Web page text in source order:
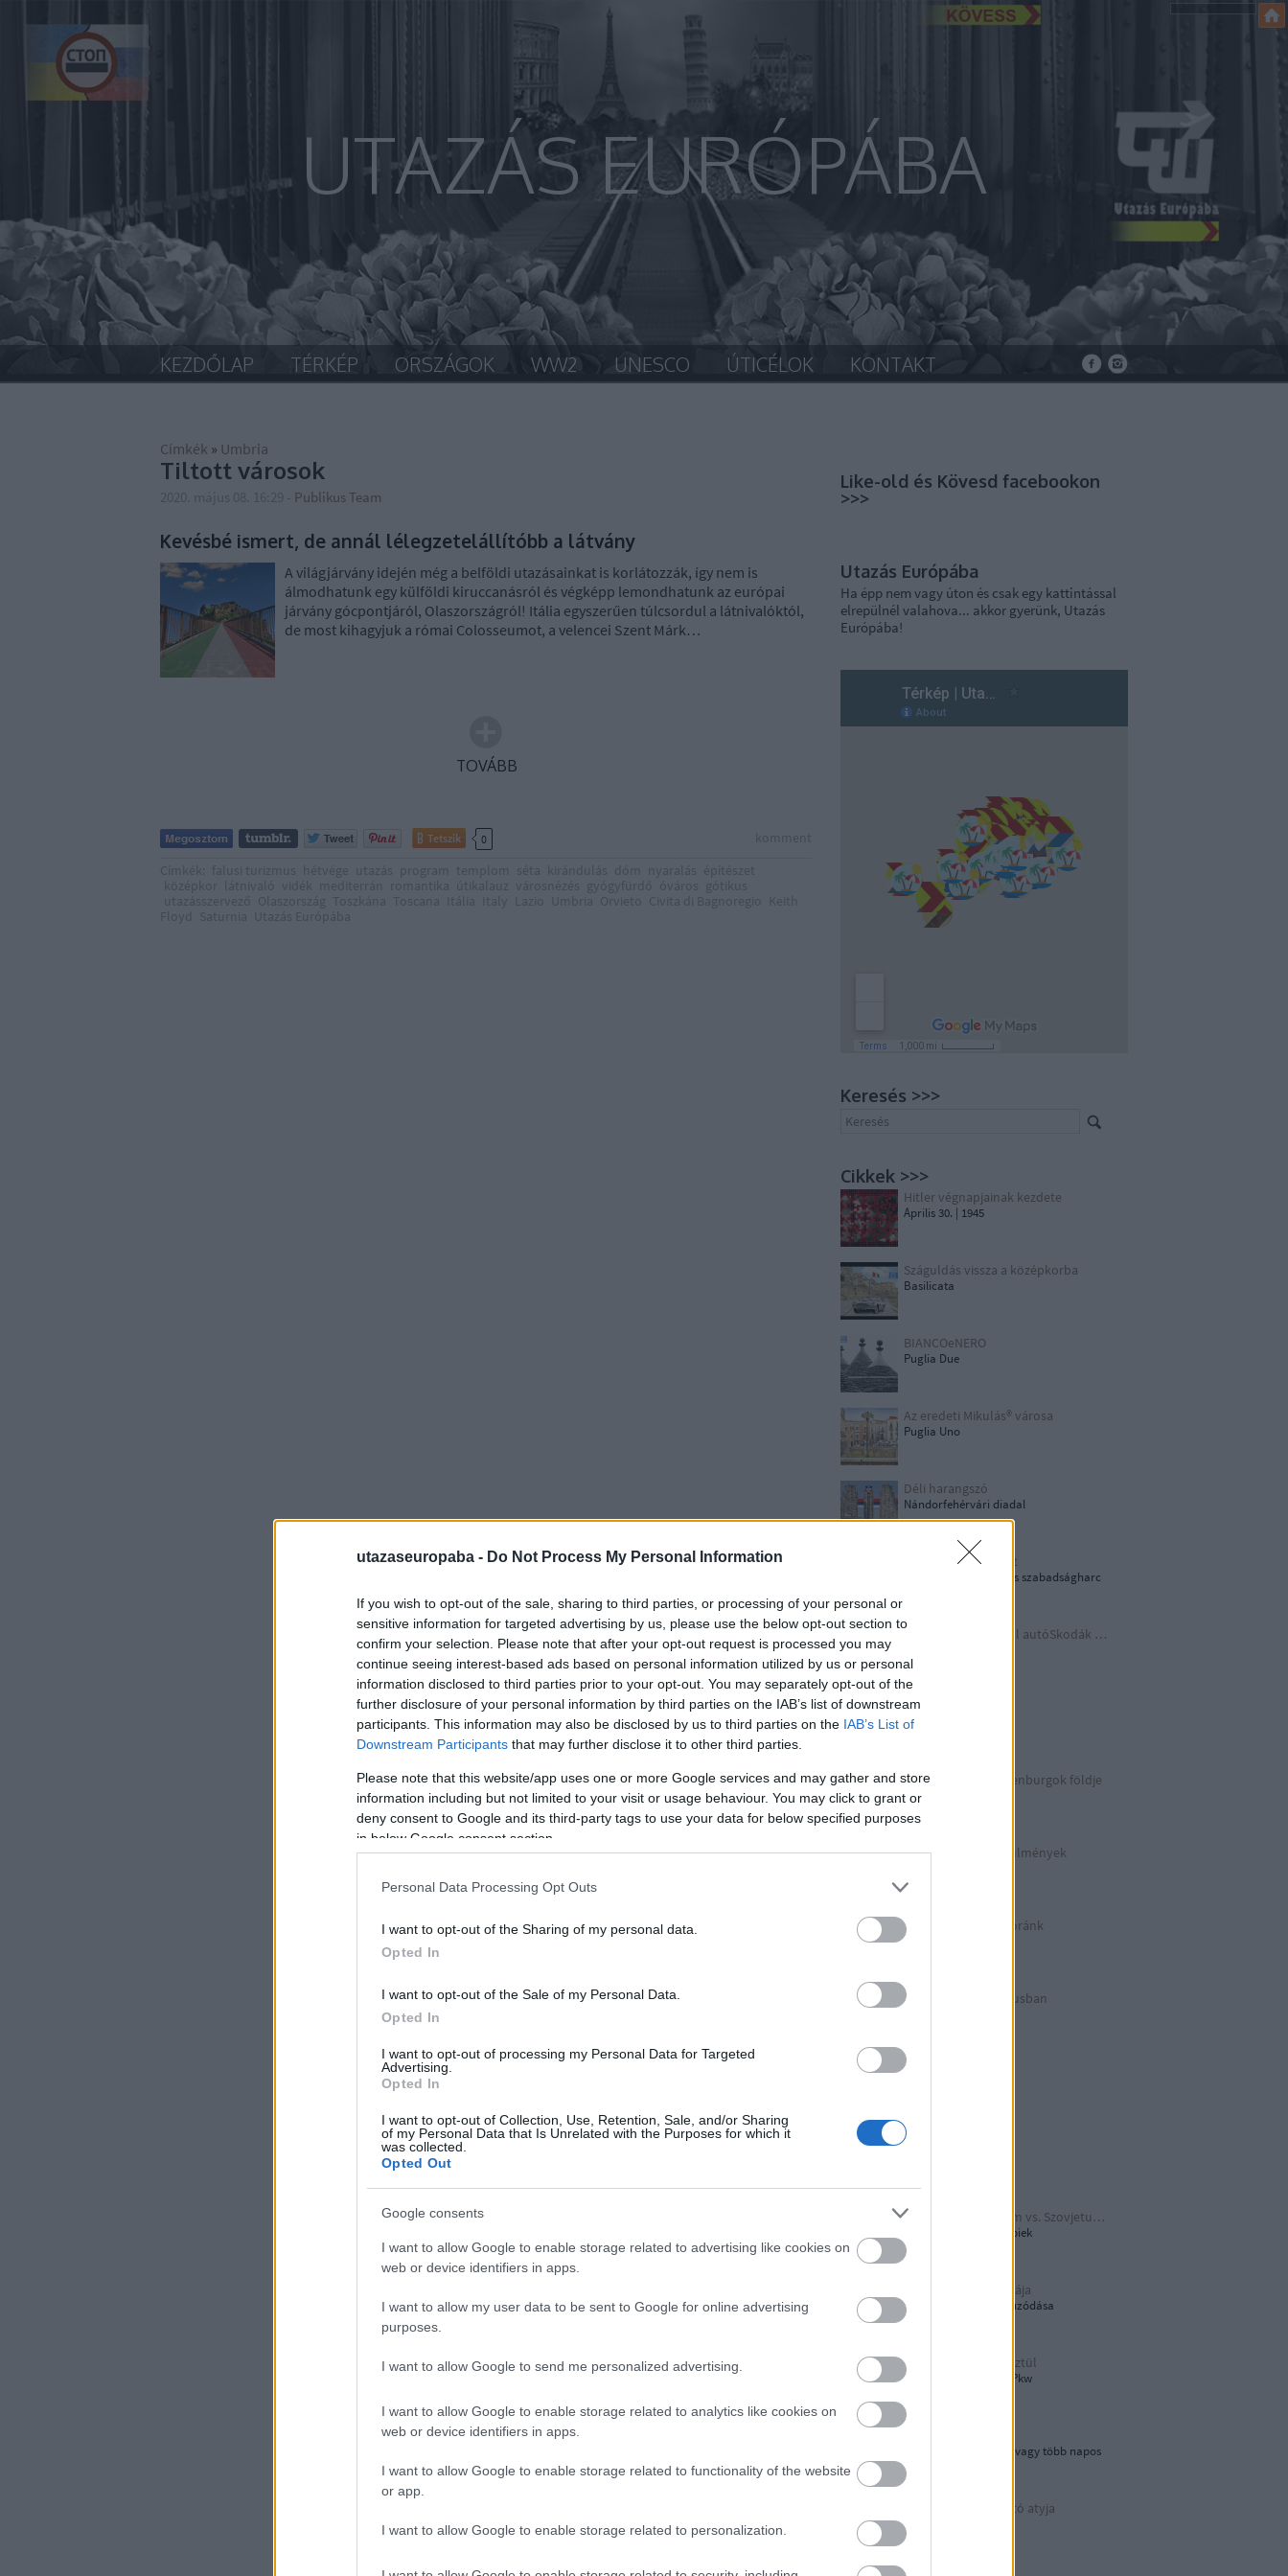
utazaseuropaba - Do Not Process My Personal Information
If you wish to opt-out of the sale, sharing to third parties, or processing of your personal or
sensitive information for targeted advertising by us, please use the below opt-out section to
confirm your selection. Please note that after your opt-out request is processed you may
continue seeing interest-based ads based on personal information utilized by us or personal
information disclosed to third parties prior to your opt-out. You may separately opt-out of the
further disclosure of your personal information by third parties on the IAB’s list of downstream
participants. This information may also be disclosed by us to third parties on the IAB’s List of
Downstream Participants that may further disclose it to other third parties.
Please note that this website/app uses one or more Google services and may gather and store
information including but not limited to your visit or usage behaviour. You may click to grant or
deny consent to Google and its third-party tags to use your data for below specified purposes
in below Google consent section.
Personal Data Processing Opt Outs
I want to opt-out of the Sharing of my personal data.
Opted In
I want to opt-out of the Sale of my Personal Data.
Opted In
I want to opt-out of processing my Personal Data for Targeted
Advertising.
Opted In
I want to opt-out of Collection, Use, Retention, Sale, and/or Sharing
of my Personal Data that Is Unrelated with the Purposes for which it
was collected.
Opted Out
Google consents
I want to allow Google to enable storage related to advertising like cookies on
web or device identifiers in apps.
I want to allow my user data to be sent to Google for online advertising
purposes.
I want to allow Google to send me personalized advertising.
I want to allow Google to enable storage related to analytics like cookies on
web or device identifiers in apps.
I want to allow Google to enable storage related to functionality of the website
or app.
I want to allow Google to enable storage related to personalization.
UTAZÁS EURÓPÁBA
KEZDŐLAP TÉRKÉP ORSZÁGOK WW2 UNESCO ÚTICÉLOK KONTAKT
Címkék » Umbria
Tiltott városok
Publikus Team
Kevésbé ismert, de annál lélegzetelállítóbb a látvány
A világjárvány idején még a belföldi utazásainkat is korlátozzák, így nem is
álmodhatunk egy külföldi kiruccanásról és végképp lemondhatunk az európai
járvány gócpontjáról, Olaszországról! Itália egyszerűen túlcsordul a látnivalóktól,
de most kihagyjuk a római Colosseumot, a velencei Szent Márk…
TOVÁBB
Tetszik 0
Like-old és Kövesd facebookon
>>>
Utazás Európába
Ha épp nem vagy úton és csak egy kattintással
elrepülnél valahova... akkor gyerünk, Utazás
Európába!
Keresés >>>
Cikkek >>>
Hitler végnapjainak kezdete
Április 30. | 1945
Száguldás vissza a középkorba
Basilicata
BIANCOeNERO
Puglia Due
Az eredeti Mikulás® városa
Puglia Uno
Déli harangszó
Nándorfehérvári diadal
1956: Akkor és most
1956-os forradalom és szabadságharc
Időutazás a szocreál autóSkodák világába
Germania
Berlin 2. rész
Irány észak, a Guldenburgok földje
Észak-Németország
Halálos munkakörülmények
Berlinben ütött az óránk
Berlin 1. rész
Halálos listázás luxusban
Hitler első drónja
Honecker bosszúja
Harmadik Birodalom vs. Szovjetunió
A Katyusa meg a többiek
A hamburger őshazája
80 éves újjáépítés elhúzódása
Tökön-babon keresztül
Wehrmacht Einheits-Pkw
Egynapos kirándulás vagy több napos
városnézés
Az áramvonalas autó atyja
Járay Pál